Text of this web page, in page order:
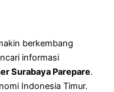
berkembang
informasi
Surabaya Parepare.
Indonesia Timur.